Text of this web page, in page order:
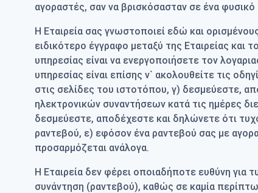
αγοραστές, σαν να βρισκόσασταν σε ένα
Η Εταιρεία σας γνωστοποιεί εδώ και
ειδικότερο έγγραφο μεταξύ της Εταιρείας
υπηρεσίας είναι να ενεργοποιήσετε τον
υπηρεσίας είναι επίσης ν` ακολουθείτε τις
στις σελίδες του ιστοτόπου, γ) δεσμεύεστε,
ηλεκτρονικών συναντήσεων κατά τις ημέρες
δεσμεύεστε, αποδέχεστε και δηλώνετε ότι
ραντεβού, ε) εφόσον ένα ραντεβού σας με
προσαρμόζεται ανάλογα.
Η Εταιρεία δεν φέρει οποιαδήποτε ευθύνη
συνάντηση (ραντεβού), καθώς σε καμία